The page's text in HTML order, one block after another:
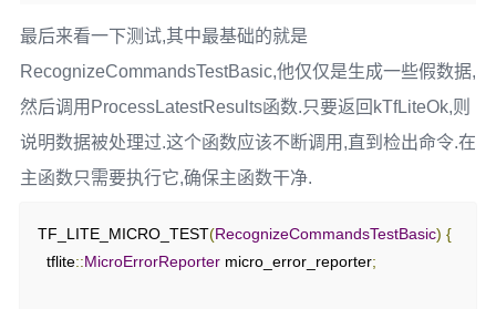
最后来看一下测试,其中最基础的就是
RecognizeCommandsTestBasic,他仅仅是生成一些假数据,
然后调用ProcessLatestResults函数.只要返回kTfLiteOk,则
说明数据被处理过.这个函数应该不断调用,直到检出命令.在
主函数只需要执行它,确保主函数干净.
TF_LITE_MICRO_TEST(RecognizeCommandsTestBasic) {
  tflite
::MicroErrorReporter micro_error_reporter;